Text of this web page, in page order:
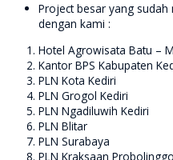
Project besar yang
dengan kami :
Hotel Agrowisata Batu –
Kantor BPS Kabupaten
PLN Kota Kediri
PLN Grogol Kediri
PLN Ngadiluwih Kediri
PLN Blitar
PLN Surabaya
PLN Kraksaan Probolinggo